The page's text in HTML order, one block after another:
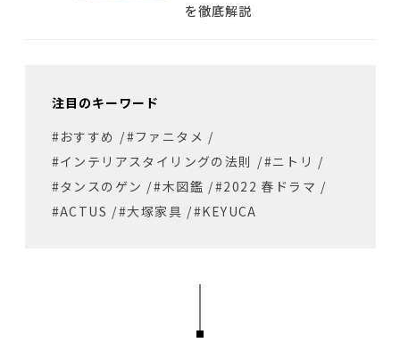
を徹底解説
注目のキーワード
#おすすめ /#ファニタメ /
#インテリアスタイリングの法則 /#ニトリ /
#タンスのゲン /#木図鑑 /#2022 春ドラマ /
#ACTUS /#大塚家具 /#KEYUCA